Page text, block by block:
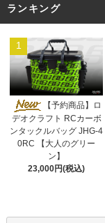
ランキング
1
【予約商品】ロ
デオクラフト RCカーボ
ンタックルバッグ JHG-4
0RC 【大人のグリー
ン】
23,000円(税込)